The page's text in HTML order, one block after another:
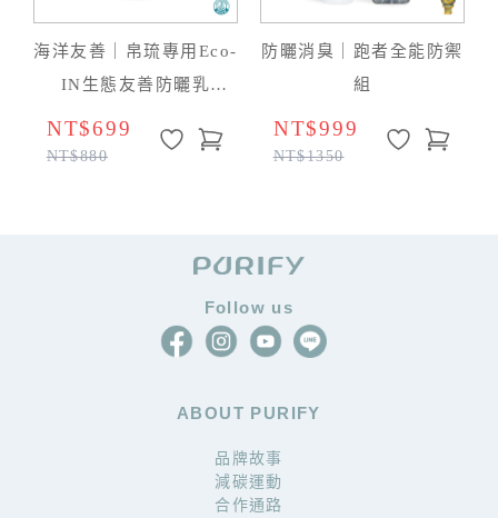
海洋友善｜帛琉專用Eco-
IN生態友善防曬乳
50ml（無色版）
NT$699
NT$880
防曬消臭｜跑者全能防禦
組
NT$999
NT$1350
Follow us
ABOUT PURIFY
品牌故事
減碳運動
合作通路